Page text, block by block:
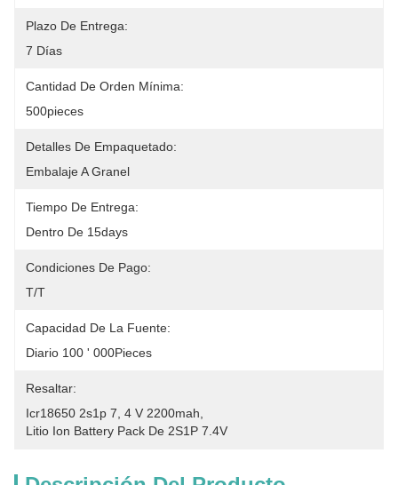
Plazo De Entrega:
7 Días
Cantidad De Orden Mínima:
500pieces
Detalles De Empaquetado:
Embalaje A Granel
Tiempo De Entrega:
Dentro De 15days
Condiciones De Pago:
T/T
Capacidad De La Fuente:
Diario 100 ' 000Pieces
Resaltar:
Icr18650 2s1p 7 4 V 2200mah
Litio Ion Battery Pack De 2S1P 7.4V